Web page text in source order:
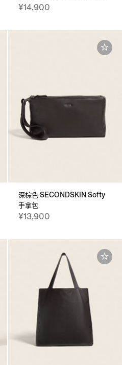
¥14,900
深棕色 SECONDSKIN Softy
手拿包
¥13,900